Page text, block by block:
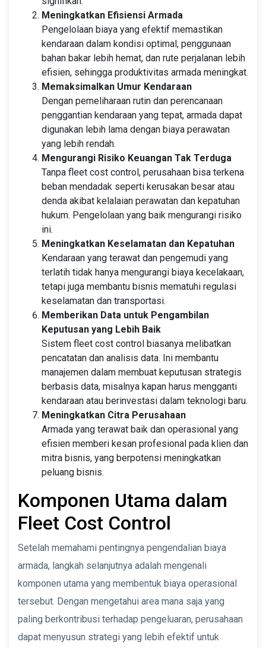
Meningkatkan Efisiensi Armada
Pengelolaan biaya yang efektif memastikan
kendaraan dalam kondisi optimal, penggunaan
bahan bakar lebih hemat, dan rute perjalanan lebih
efisien, sehingga produktivitas armada meningkat.
Memaksimalkan Umur Kendaraan
Dengan pemeliharaan rutin dan perencanaan
penggantian kendaraan yang tepat, armada dapat
digunakan lebih lama dengan biaya perawatan
yang lebih rendah.
Mengurangi Risiko Keuangan Tak Terduga
Tanpa fleet cost control, perusahaan bisa terkena
beban mendadak seperti kerusakan besar atau
denda akibat kelalaian perawatan dan kepatuhan
hukum. Pengelolaan yang baik mengurangi risiko
ini.
Meningkatkan Keselamatan dan Kepatuhan
Kendaraan yang terawat dan pengemudi yang
terlatih tidak hanya mengurangi biaya kecelakaan,
tetapi juga membantu bisnis mematuhi regulasi
keselamatan dan transportasi.
Memberikan Data untuk Pengambilan
Keputusan yang Lebih Baik
Sistem fleet cost control biasanya melibatkan
pencatatan dan analisis data. Ini membantu
manajemen dalam membuat keputusan strategis
berbasis data, misalnya kapan harus mengganti
kendaraan atau berinvestasi dalam teknologi baru.
Meningkatkan Citra Perusahaan
Armada yang terawat baik dan operasional yang
efisien memberi kesan profesional pada klien dan
mitra bisnis, yang berpotensi meningkatkan
peluang bisnis.
Komponen Utama dalam
Fleet Cost Control
Setelah memahami pentingnya pengendalian biaya
armada, langkah selanjutnya adalah mengenali
komponen utama yang membentuk biaya operasional
tersebut. Dengan mengetahui area mana saja yang
paling berkontribusi terhadap pengeluaran, perusahaan
dapat menyusun strategi yang lebih efektif untuk